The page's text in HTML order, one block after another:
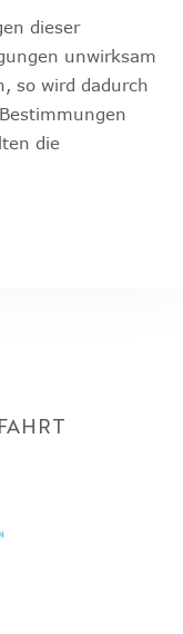
dieser
unwirksam
so wird dadurch
die